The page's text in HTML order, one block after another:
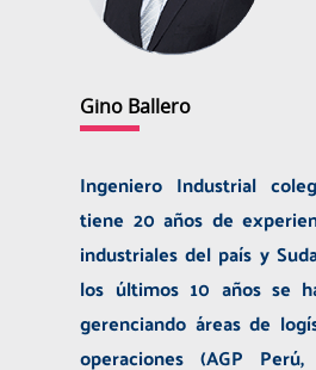
Gino Ballero
Ingeniero Industrial
tiene 20 años de
industriales del país y
los últimos 10 años se
gerenciando áreas de
operaciones (AGP